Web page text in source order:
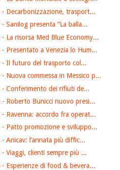
Decarbonizzazione, trasport...
Sanilog presenta “La balla...
La risorsa Med Blue Economy...
Presentato a Venezia lo Hum...
- Il futuro del trasporto col...
Nuova commessa in Messico p...
- Conferimento dei rifiuti de...
Roberto Bunicci nuovo presi...
Ravenna: accordo fra operat...
- Patto promozione e sviluppo...
Anicav: l’annata più diffic...
Viaggi, clienti sempre più ...
Esperienze di food & bevera...